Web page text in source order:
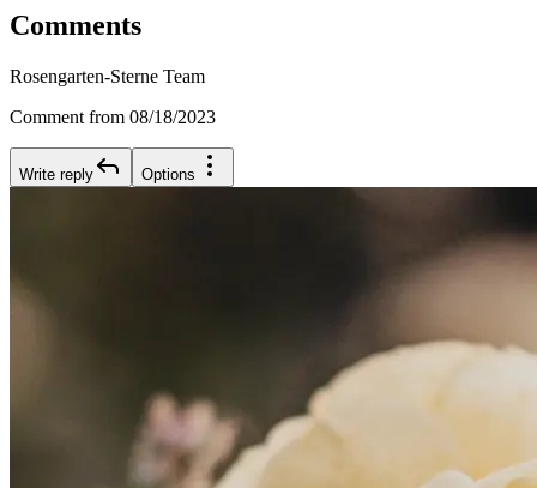
Comments
Rosengarten-Sterne Team
Comment from 08/18/2023
Write reply Options